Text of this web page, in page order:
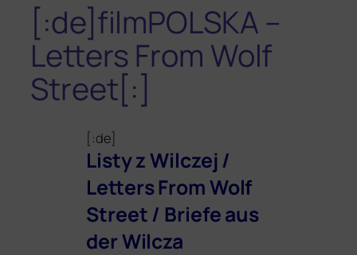
[:de]filmPOLSKA –
Letters From Wolf
Street[:]
[:de]
Listy z Wilczej /
Letters From Wolf
Street / Briefe aus
der Wilcza